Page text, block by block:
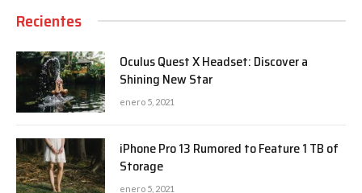
Recientes
Oculus Quest X Headset: Discover a
Shining New Star
enero 5, 2021
iPhone Pro 13 Rumored to Feature 1 TB of
Storage
enero 5, 2021